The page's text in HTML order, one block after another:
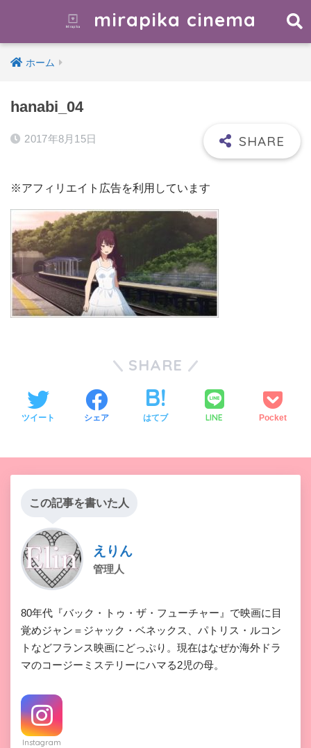
mirapika cinema
ホーム
hanabi_04
2017年8月15日
※アフィリエイト広告を利用しています
SHARE
ツイート シェア はてブ LINE Pocket
この記事を書いた人
えりん
管理人
80年代『バック・トゥ・ザ・フューチャー』で映画に目
覚めジャン＝ジャック・ベネックス、パトリス・ルコン
トなどフランス映画にどっぷり。現在はなぜか海外ドラ
マのコージーミステリーにハマる2児の母。
Instagram